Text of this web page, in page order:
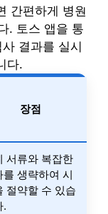
간편하게 병원
. 토스 앱을 통
결과를 실시
다.
장점
서류와 복잡한
를 생략하여 시
절약할 수 있습
.